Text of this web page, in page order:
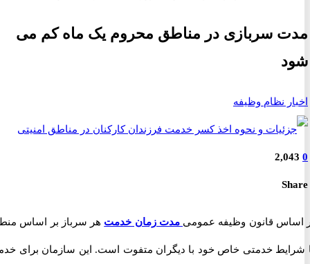
سربازی در مناطق محروم یک ماه کم می
نظام وظیفه
قانون وظیفه عمومیمدت زمان خدمتهر سرباز بر اساس منطقه
خدمتی خاص خود با دیگران متفوت است. این سازمان برای خدمت